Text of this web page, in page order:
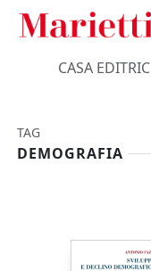
CASA
TAG
DEMOGRAFIA